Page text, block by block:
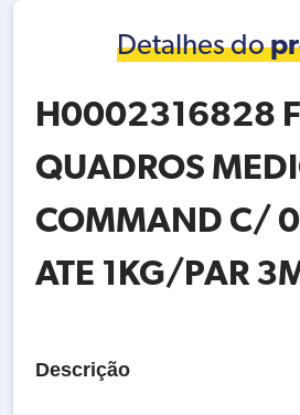
Detalhes do
H0002316828
QUADROS
COMMAND C/
ATE 1KG/PAR
Descrição